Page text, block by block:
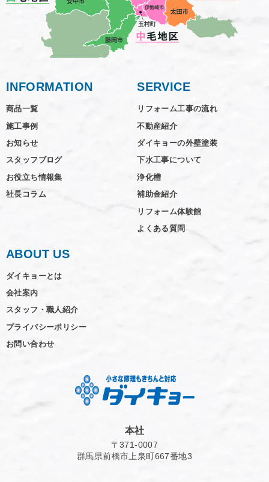
INFORMATION
商品一覧
施工事例
お知らせ
スタッフブログ
お役立ち情報集
社長コラム
SERVICE
リフォーム工事の流れ
不動産紹介
ダイキョーの外壁塗装
下水工事について
浄化槽
補助金紹介
リフォーム体験館
よくある質問
ABOUT US
ダイキョーとは
会社案内
スタッフ・職人紹介
プライバシーポリシー
お問い合わせ
本社
〒371-0007
群馬県前橋市上泉町667番地3